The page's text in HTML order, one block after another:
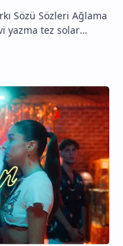
Sözü Sözleri Ağlama
yazma tez solar